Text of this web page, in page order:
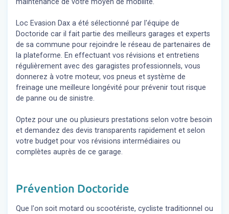
maintenance de votre moyen de mobilité.
Loc Evasion Dax a été sélectionné par l'équipe de
Doctoride car il fait partie des meilleurs garages et experts
de sa commune pour rejoindre le réseau de partenaires de
la plateforme. En effectuant vos révisions et entretiens
régulièrement avec des garagistes professionnels, vous
donnerez à votre moteur, vos pneus et système de
freinage une meilleure longévité pour prévenir tout risque
de panne ou de sinistre.
Optez pour une ou plusieurs prestations selon votre besoin
et demandez des devis transparents rapidement et selon
votre budget pour vos révisions intermédiaires ou
complètes auprès de ce garage.
Prévention Doctoride
Que l'on soit motard ou scootériste, cycliste traditionnel ou